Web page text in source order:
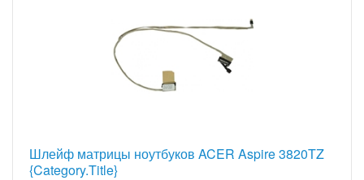
Шлейф матрицы ноутбуков ACER Aspire 3820TZ
{Category.Title}